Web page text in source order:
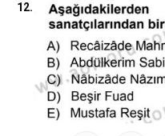
12.